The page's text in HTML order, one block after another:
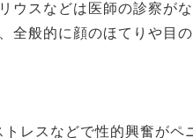
ウスなどは医師の診察が
全般的に顔のほてりや目
レスなどで性的興奮がペ